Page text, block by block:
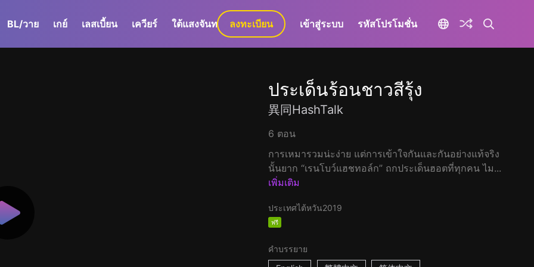
BL/วาย เกย์ เลสเบี้ยน เควียร์ ใต้แสงจันทร์ GaLa+
ลงทะเบียน เข้าสู่ระบบ รหัสโปรโมชั่น
ประเด็นร้อนชาวสีรุ้ง
異同HashTalk
6 ตอน
การเหมารวมน่ะง่าย แต่การเข้าใจกันและกันอย่างแท้จริง
นั้นยาก “เรนโบว์แฮชทอล์ก” ถกประเด็นฮอตที่ทุกคน ไม...
เพิ่มเติม
ประเทศไต้หวัน2019
ฟรี
คำบรรยาย